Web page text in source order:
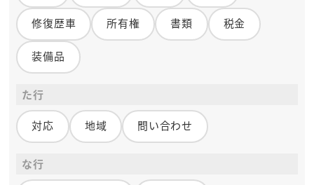
修復歴車 所有権 書類 税金
装備品
た行
対応 地域 問い合わせ
な行